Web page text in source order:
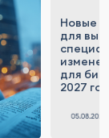
Новые
для
для
2027